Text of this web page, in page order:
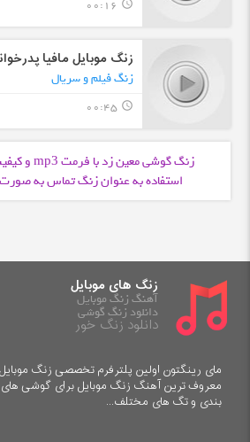
query_builder
00:16
زنگ موبایل مافیا
زنگ فیلم و سریال
query_builder
00:45
زنگ گوشی معین زد با فرمت mp3 و
استفاده به عنوان زنگ تماس به
زنگ های موبایل
آهنگ زنگ موبایل
دانلود زنگ گوشی
دانلود زنگ خور
مای رینگتون اولین پلترفرم تخصصی زنگ
معروف ترین آهنگ زنگ موبایل برای گوشی های
بندی و تگ های مختلف...